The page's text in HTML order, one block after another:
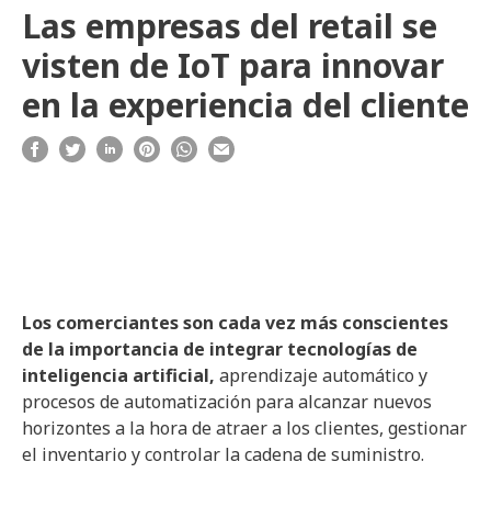
Las empresas del retail se
visten de IoT para innovar
en la experiencia del cliente
Los comerciantes son cada vez más conscientes
de la importancia de integrar tecnologías de
inteligencia artificial, aprendizaje automático y
procesos de automatización para alcanzar nuevos
horizontes a la hora de atraer a los clientes, gestionar
el inventario y controlar la cadena de suministro.